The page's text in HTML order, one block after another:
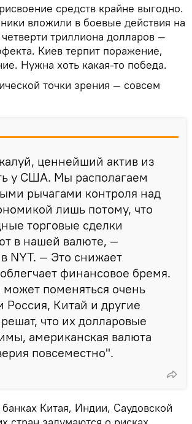
средств крайне выгодно.
вложили в боевые действия на
триллиона долларов —
Киев терпит поражение,
Нужна хоть какая-то победа.
точки зрения — совсем
ценнейший актив из
у США. Мы располагаем
рычагами контроля над
лишь потому, что
торговые сделки
в нашей валюте, —
NYT. — Это снижает
финансовое бремя.
может поменяться очень
Россия, Китай и другие
решат, что их долларовые
американская валюта
повсеместно".
Китая, Индии, Саудовской